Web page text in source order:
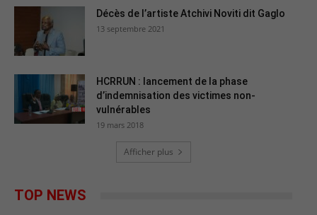
Décès de l’artiste Atchivi Noviti dit Gaglo
13 septembre 2021
HCRRUN : lancement de la phase
d’indemnisation des victimes non-
vulnérables
19 mars 2018
Afficher plus
TOP NEWS